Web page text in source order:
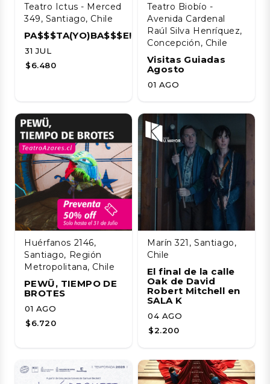
Teatro Ictus - Merced
349, Santiago, Chile
PA$$$TA(YO)BA$$$E!!!!
31 JUL
$6.480
Teatro Biobío -
Avenida Cardenal
Raúl Silva Henríquez,
Concepción, Chile
Visitas Guiadas
Agosto
01 AGO
Huérfanos 2146,
Santiago, Región
Metropolitana, Chile
PEWÜ, TIEMPO DE
BROTES
01 AGO
$6.720
Marín 321, Santiago,
Chile
El final de la calle
Oak de David
Robert Mitchell en
SALA K
04 AGO
$2.200